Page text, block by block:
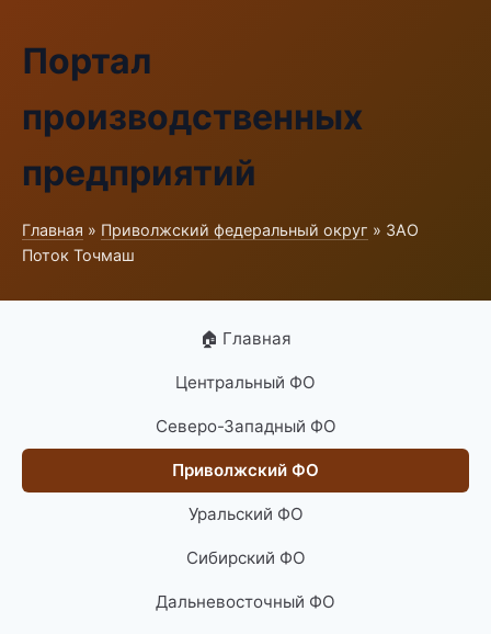
Портал
производственных
предприятий
Главная » Приволжский федеральный округ » ЗАО
Поток Точмаш
🏠 Главная
Центральный ФО
Северо-Западный ФО
Приволжский ФО
Уральский ФО
Сибирский ФО
Дальневосточный ФО